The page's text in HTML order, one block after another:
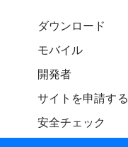
ダウンロード
モバイル
開発者
サイトを申請する
安全チェック